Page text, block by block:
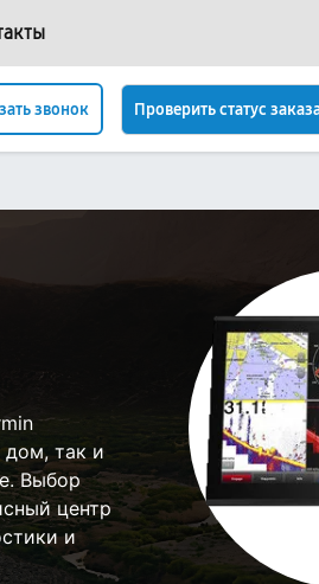
звонок Проверить статус
дом, так и
Выбор
центр
и